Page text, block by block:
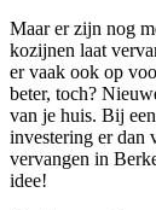
Maar er zijn nog
kozijnen laat
er vaak ook op
beter, toch?
van je huis. Bij
investering er dan
vervangen in
idee!